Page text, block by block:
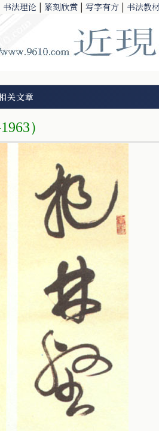
书法理论 | 篆刻欣赏 | 写字有方 | 书法教
关文章
）